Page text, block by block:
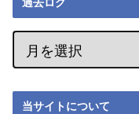
過去ログ
当サイトについて